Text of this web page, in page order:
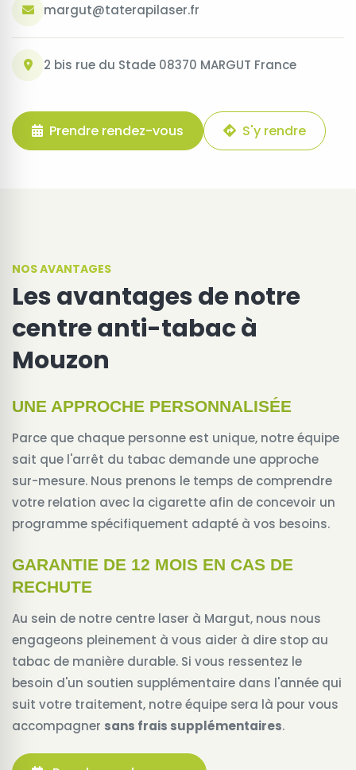
margut@taterapilaser.fr
2 bis rue du Stade 08370 MARGUT France
Prendre rendez-vous S'y rendre
NOS AVANTAGES
Les avantages de notre
centre anti-tabac à
Mouzon
UNE APPROCHE PERSONNALISÉE
Parce que chaque personne est unique, notre équipe
sait que l'arrêt du tabac demande une approche
sur-mesure. Nous prenons le temps de comprendre
votre relation avec la cigarette afin de concevoir un
programme spécifiquement adapté à vos besoins.
GARANTIE DE 12 MOIS EN CAS DE
RECHUTE
Au sein de notre centre laser à Margut, nous nous
engageons pleinement à vous aider à dire stop au
tabac de manière durable. Si vous ressentez le
besoin d'un soutien supplémentaire dans l'année qui
suit votre traitement, notre équipe sera là pour vous
accompagner sans frais supplémentaires.